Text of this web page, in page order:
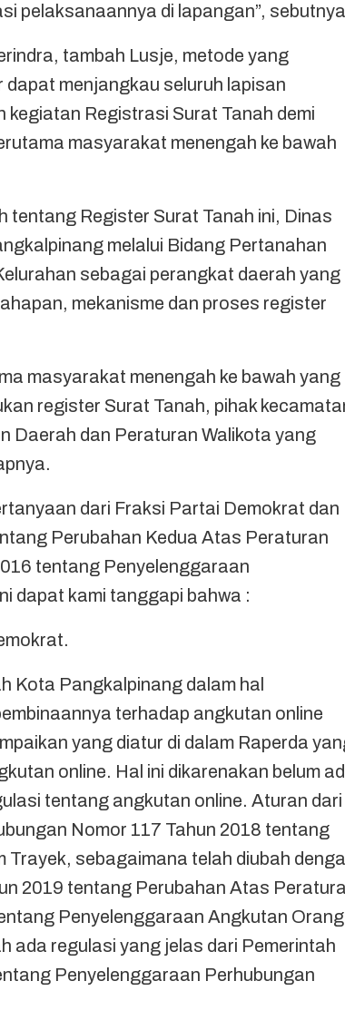
pelaksanaannya di lapangan”,
tambah Lusje, metode yang
menjangkau seluruh lapisan
Registrasi Surat Tanah demi
masyarakat menengah ke bawah
Register Surat Tanah ini, Dinas
melalui Bidang Pertanahan
sebagai perangkat daerah yang
mekanisme dan proses register
masyarakat menengah ke bawah yang
register Surat Tanah, pihak
Daerah dan Peraturan Walikota yang
dari Fraksi Partai Demokrat dan
Perubahan Kedua Atas Peraturan
tentang Penyelenggaraan
dapat kami tanggapi bahwa :
Kota Pangkalpinang dalam hal
terhadap angkutan online
yang diatur di dalam Raperda
online. Hal ini dikarenakan belum
tentang angkutan online. Aturan dari
Nomor 117 Tahun 2018 tentang
sebagaimana telah diubah
2019 tentang Perubahan Atas
Penyelenggaraan Angkutan Orang
ada regulasi yang jelas dari Pemerintah
Penyelenggaraan Perhubungan